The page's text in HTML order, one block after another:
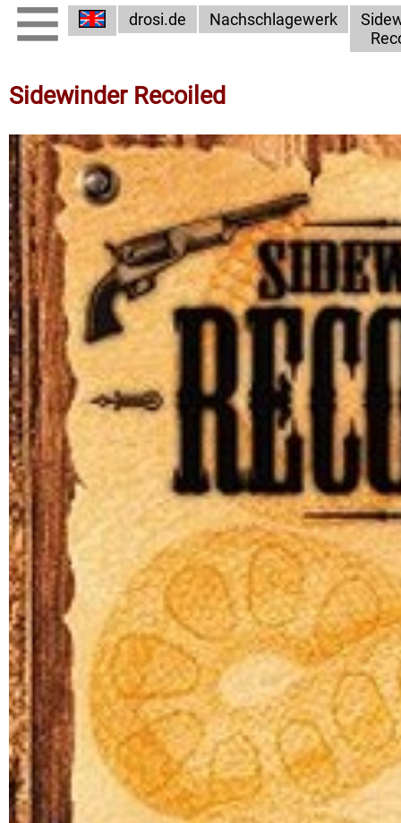
drosi.de Nachschlagewerk
Sidewinder Recoiled